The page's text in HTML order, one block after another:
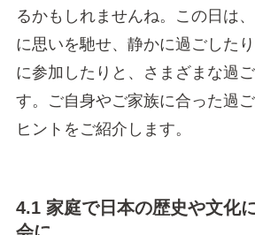
るかもしれませんね。この日は
に思いを馳せ、静かに過ごした
に参加したりと、さまざまな過
す。ご自身やご家族に合った過
ヒントをご紹介します。
4.1 家庭で日本の歴史や文化
会に